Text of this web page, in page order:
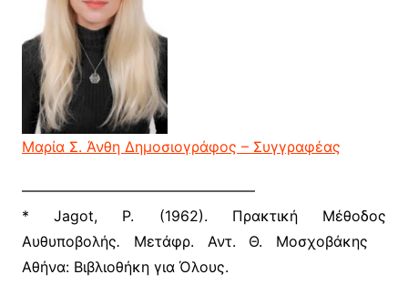
Μαρία Σ. Άνθη Δημοσιογράφος – Συγγραφέας
————————————————
* Jagot, P. (1962). Πρακτική Μέθοδος
Αυθυποβολής. Μετάφρ. Αντ. Θ. Μοσχοβάκης
Αθήνα: Βιβλιοθήκη για Όλους.